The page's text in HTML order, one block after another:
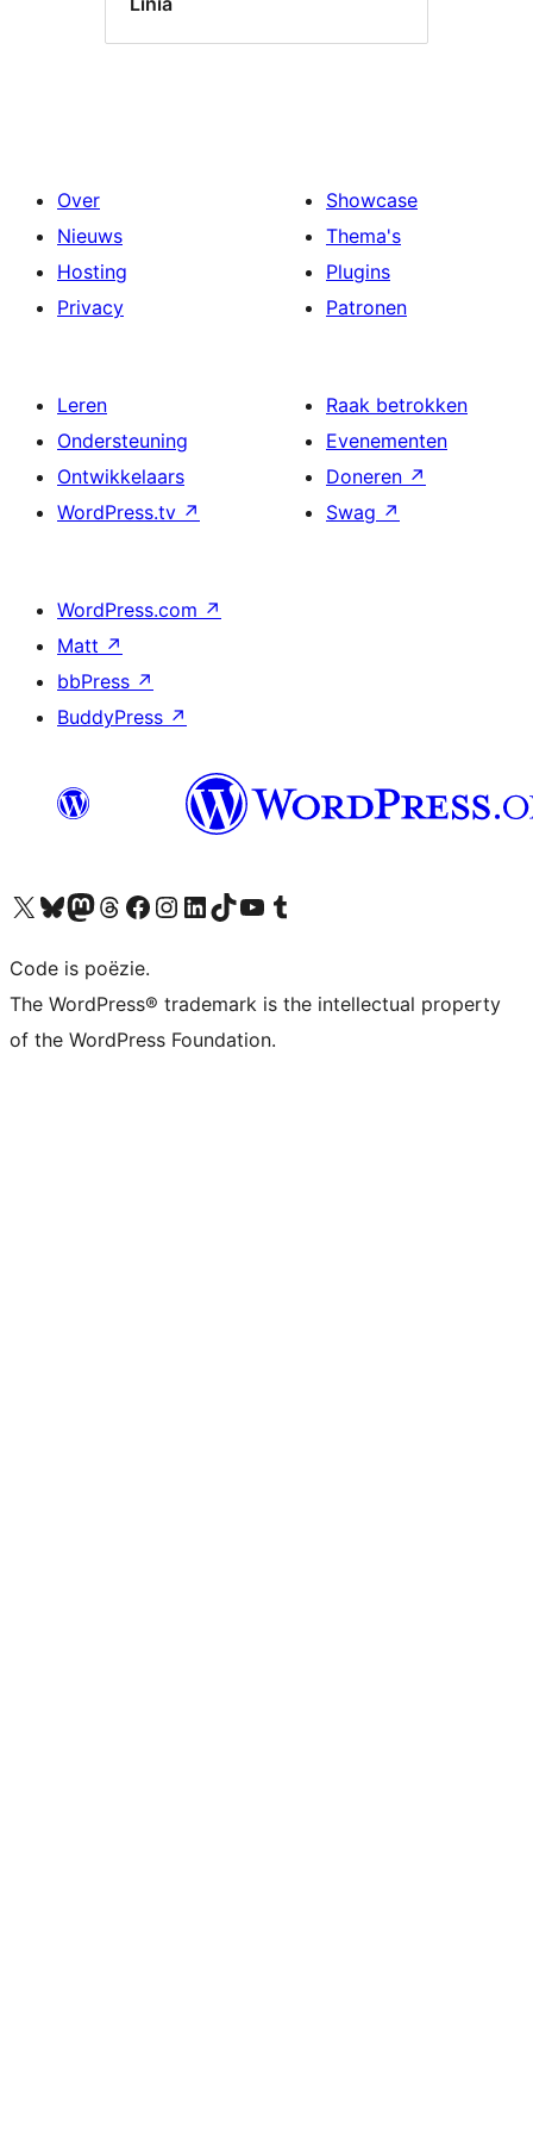
Over
Nieuws
Hosting
Privacy
Showcase
Thema's
Plugins
Patronen
Leren
Ondersteuning
Ontwikkelaars
WordPress.tv ↗
Raak betrokken
Evenementen
Doneren ↗
Swag ↗
WordPress.com ↗
Matt ↗
bbPress ↗
BuddyPress ↗
Bezoek ons X (voorheen Twitter) account
Bezoek ons Bluesky account
Bezoek ons Mastodon account
Bezoek ons Threads account
Onze Facebook pagina bezoeken
Bezoek ons Instagram account
Bezoek ons LinkedIn account
Bezoek ons TikTok account
Bezoek ons YouTube kanaalBezoek ons Tumblr account
Code is poëzie.
The WordPress® trademark is the intellectual property
of the WordPress Foundation.